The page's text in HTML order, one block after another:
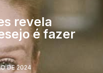
revela
é fazer
DE 2024